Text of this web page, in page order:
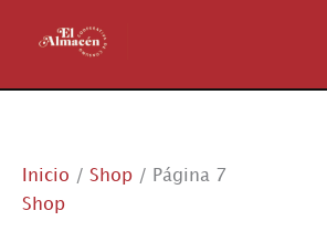
Inicio / Shop / Página 7
Shop